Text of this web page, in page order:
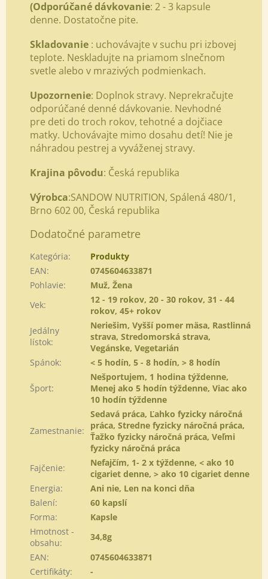
(Odporúčané dávkovanie: 2 - 3 kapsule
denne. Dostatočne pite.
Skladovanie : uchovávajte v suchu pri izbovej
teplote. Neskladujte na priamom slnečnom
svetle alebo v mrazivých podmienkach.
Upozornenie: Doplnok stravy. Neprekračujte
odporúčané denné dávkovanie. Nevhodné
pre deti do troch rokov, tehotné a dojčiace
matky. Uchovávajte mimo dosahu detí! Nie je
náhradou pestrej a vyváženej stravy.
Krajina pôvodu: Česká republika
Výrobca:SANDOW NUTRITION, Spálená 480/1,
Brno 602 00, Česká republika
Dodatočné parametre
Kategória:
Produkty
EAN:
0745604633871
Pohlavie:
Muž, Žena
Vek:
12 - 19 rokov, 20 - 30 rokov, 31 - 44
rokov, 45+ rokov
Jedálny
lístok:
Neriešim, Vyšší pomer mäsa, Rastlinná
strava, Stredomorská strava,
Vegánske, Vegetarián
Spánok: < 5 hodín, 5 - 8 hodín, > 8 hodín
Šport:
Nešportujem, 1 hodina týždenne,
Menej ako 5 hodín týždenne, Viac ako
10 hodín týždenne
Zamestnanie:
Sedavá práca, Ľahko fyzicky náročná
práca, Stredne fyzicky náročná práca,
Ťažko fyzicky náročná práca, Veľmi
fyzicky náročná práca
Fajčenie:
Nefajčím, 1- 2 x týždenne, < ako 10
cigariet denne, > ako 10 cigariet denne
Energia:
Ani nie, Len na konci dňa
Balení:
60 kapslí
Forma:
Kapsle
Hmotnost -
obsahu:
34,8g
EAN:
0745604633871
Certifikáty: -